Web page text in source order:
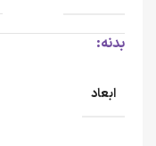
بدنه:
ابعاد